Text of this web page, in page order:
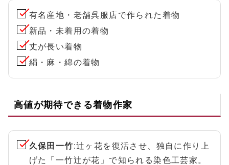
有名産地・老舗呉服店で作られた着物
新品・未着用の着物
丈が長い着物
絹・麻・綿の着物
高値が期待できる着物作家
久保田一竹:辻ヶ花を復活させ、独自に作り上
げた「一竹辻が花」で知られる染色工芸家。